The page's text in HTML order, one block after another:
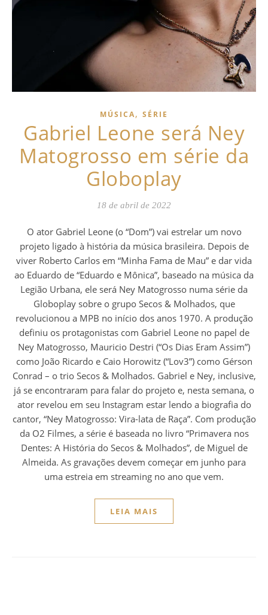
MÚSICA, SÉRIE
Gabriel Leone será Ney
Matogrosso em série da
Globoplay
18 de abril de 2022
O ator Gabriel Leone (o “Dom”) vai estrelar um novo
projeto ligado à história da música brasileira. Depois de
viver Roberto Carlos em “Minha Fama de Mau” e dar vida
ao Eduardo de “Eduardo e Mônica”, baseado na música da
Legião Urbana, ele será Ney Matogrosso numa série da
Globoplay sobre o grupo Secos & Molhados, que
revolucionou a MPB no início dos anos 1970. A produção
definiu os protagonistas com Gabriel Leone no papel de
Ney Matogrosso, Mauricio Destri (“Os Dias Eram Assim”)
como João Ricardo e Caio Horowitz (“Lov3”) como Gérson
Conrad – o trio Secos & Molhados. Gabriel e Ney, inclusive,
já se encontraram para falar do projeto e, nesta semana, o
ator revelou em seu Instagram estar lendo a biografia do
cantor, “Ney Matogrosso: Vira-lata de Raça”. Com produção
da O2 Filmes, a série é baseada no livro “Primavera nos
Dentes: A História do Secos & Molhados”, de Miguel de
Almeida. As gravações devem começar em junho para
uma estreia em streaming no ano que vem.
LEIA MAIS